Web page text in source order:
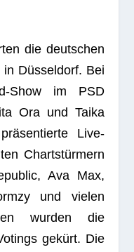
die deut­schen
Düs­sel­dorf. Bei
Show im PSD
Ora und Taika
Live-
Chart­stür­mern
Ava Max,
und vie­len
wur­den die
gekürt. Die